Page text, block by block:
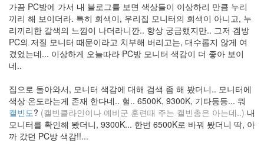
가끔 PC방에 가서 내 블로그를 보면 색상들이 이상하리 만큼 누리
끼리 해 보이더라. 특히 회색이, 우리집 모니터의 회색이 아니고, 누
리끼리한 갈색의 느낌이 나더라니깐.. 항상 궁금했지만.. 그저 겜방
PC의 저질 모니터 때문이라고 치부해 버리고는, 대수롭지 않게 여
겼었는데... 이상하게 오늘따라 PC방 모니터 색감이 더 좋아 보이
네..
집으로 돌아와서, 모니터 색감에 대해 검색 좀 해 봤더니.. 모니터에
색상 온도라는게 존재 한다네.. 헐.. 6500K, 9300K, 기타등등... 뭐
캘빈도? (캘빈클라인이나 예비군 훈련때 주는 캘빈총은 아는데..) 내
모니터를 확인해 봤더니, 9300K... 한번 6500K로 바꿔 봤더니 딱, 아
까 갔던 PC방 색감!!...
코
리
아
Shanice
Lie
마
트
레